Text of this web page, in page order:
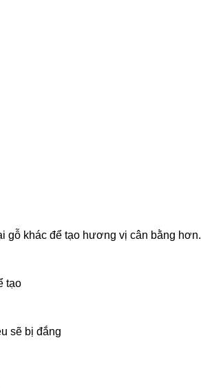
khác để tạo hương vị cân bằng hơn.
tạo
sẽ bị đắng